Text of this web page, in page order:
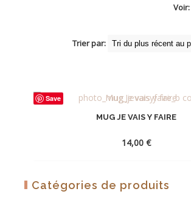
Voir:
Trier par:
Save
MUG JE VAIS Y FAIRE
14,00 €
Catégories de produits